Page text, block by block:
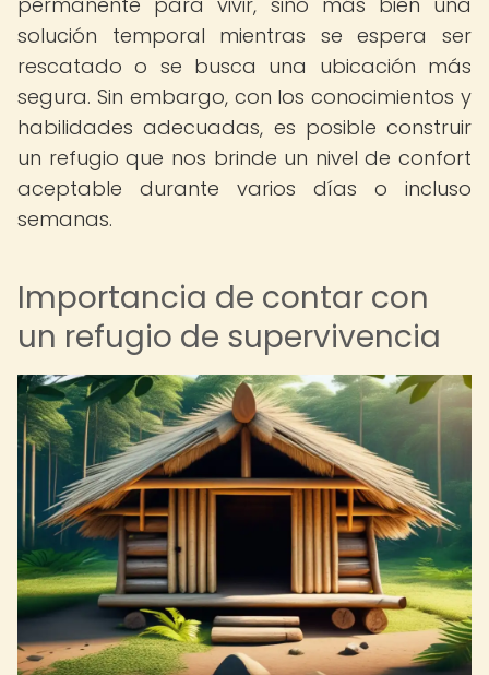
solución temporal mientras se espera ser
rescatado o se busca una ubicación más
segura. Sin embargo, con los conocimientos y
habilidades adecuadas, es posible construir
un refugio que nos brinde un nivel de confort
aceptable durante varios días o incluso
semanas.
Importancia de contar con
un refugio de supervivencia